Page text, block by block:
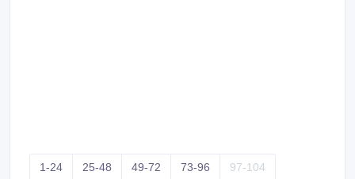
1-24 25-48 49-72 73-96 97-104